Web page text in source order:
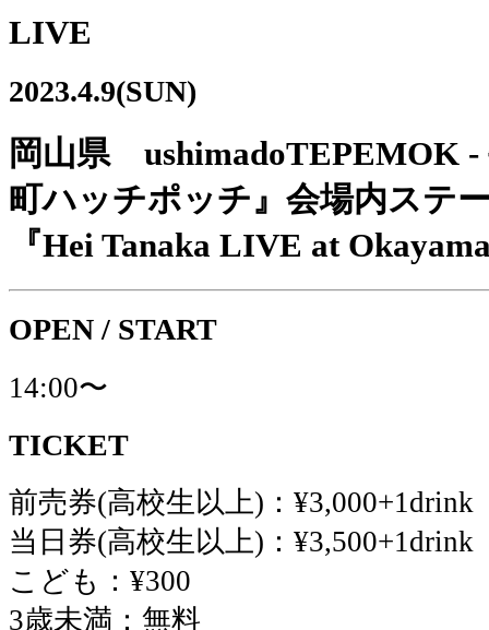
LIVE
2023.4.9(SUN)
岡山県 ushimadoTEPEMOK -
町ハッチポッチ』会場内ステ
『Hei Tanaka LIVE at
OPEN / START
14:00〜
TICKET
前売券(高校生以上)：¥3,000+1drink
当日券(高校生以上)：¥3,500+1drink
こども：¥300
3歳未満：無料